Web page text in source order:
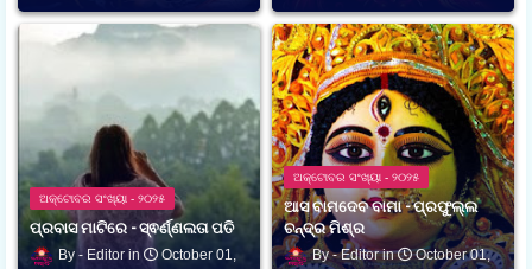
ଅକ୍ଟୋବର ସଂଖ୍ୟା - ୨୦୨୫
ପ୍ରବାସ ମାଟିରେ - ସ୍ଵର୍ଣ୍ଣଲତା ପତି
Editor
October 01,
ଅକ୍ଟୋବର ସଂଖ୍ୟା - ୨୦୨୫
ଆସ ବାମଦେବ ବାମା - ପ୍ରଫୁଲ୍ଲ
ଚନ୍ଦ୍ର ମିଶ୍ର
Editor
October 01,